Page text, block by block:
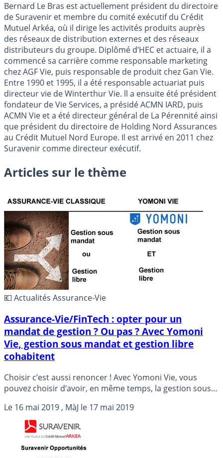
Bernard Le Bras est actuellement président du directoire
de Suravenir et membre du comité exécutif du Crédit
Mutuel Arkéa, où il dirige les activités produits auprès
des réseaux de distribution externes et des réseaux
distributeurs du groupe. Diplômé d’HEC et actuaire, il a
commencé sa carrière comme responsable marketing
chez AGF Vie, puis responsable de produit chez Gan Vie.
Entre 1990 et 1995, il a été responsable actuariat puis
directeur vie de Winterthur Vie. ll a ensuite été président
fondateur de Vie Services, a présidé ACMN IARD, puis
ACMN Vie et a été directeur général de La Pérennité ainsi
que président du directoire de Holding Nord Assurances
au Crédit Mutuel Nord Europe. Il est arrivé en 2011 chez
Suravenir comme directeur exécutif.
Articles sur le thème
💶 Actualités Assurance-Vie
Assurance-Vie/FinTech : opter pour un
mandat de gestion ? Ou pas ? Avec Yomoni
Vie, gestion sous mandat et gestion libre
cohabitent
Choisir c’est aussi renoncer ! Avec Yomoni Vie, vous
pouvez choisir d’avoir, en même temps, la gestion sous
contrat d’assurance-vie en proposant une offre bi-
compartiment Satellite Gestion Active : un nouveau
compartiment en gestion libre en complément du
mandat d’arbitrage dans le contrat Yomoni Vie.
Le 16 mai 2019 , MàJ le 17 mai 2019